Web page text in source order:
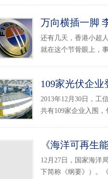
万向横插一脚
还有几天，香港小超
就在这个节骨眼上，
109家光伏企
2013年12月30日，工
共有109家企业入围
《海洋可再生
12月27日，国家海洋
下简称《纲要》）。